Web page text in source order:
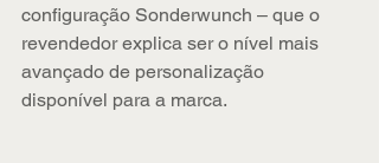
configuração Sonderwunch – que o
revendedor explica ser o nível mais
avançado de personalização
disponível para a marca.